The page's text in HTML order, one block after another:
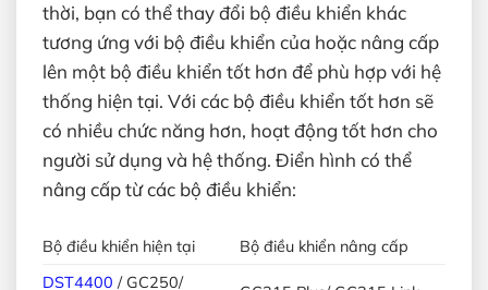
thời, bạn có thể thay đổi bộ điều khiển khác
tương ứng với bộ điều khiển của hoặc nâng cấp
lên một bộ điều khiển tốt hơn để phù hợp với hệ
thống hiện tại. Với các bộ điều khiển tốt hơn sẽ
có nhiều chức năng hơn, hoạt động tốt hơn cho
người sử dụng và hệ thống. Điển hình có thể
nâng cấp từ các bộ điều khiển:
Bộ điều khiển hiện tại
Bộ điều khiển nâng cấp
DST4400 / GC250/